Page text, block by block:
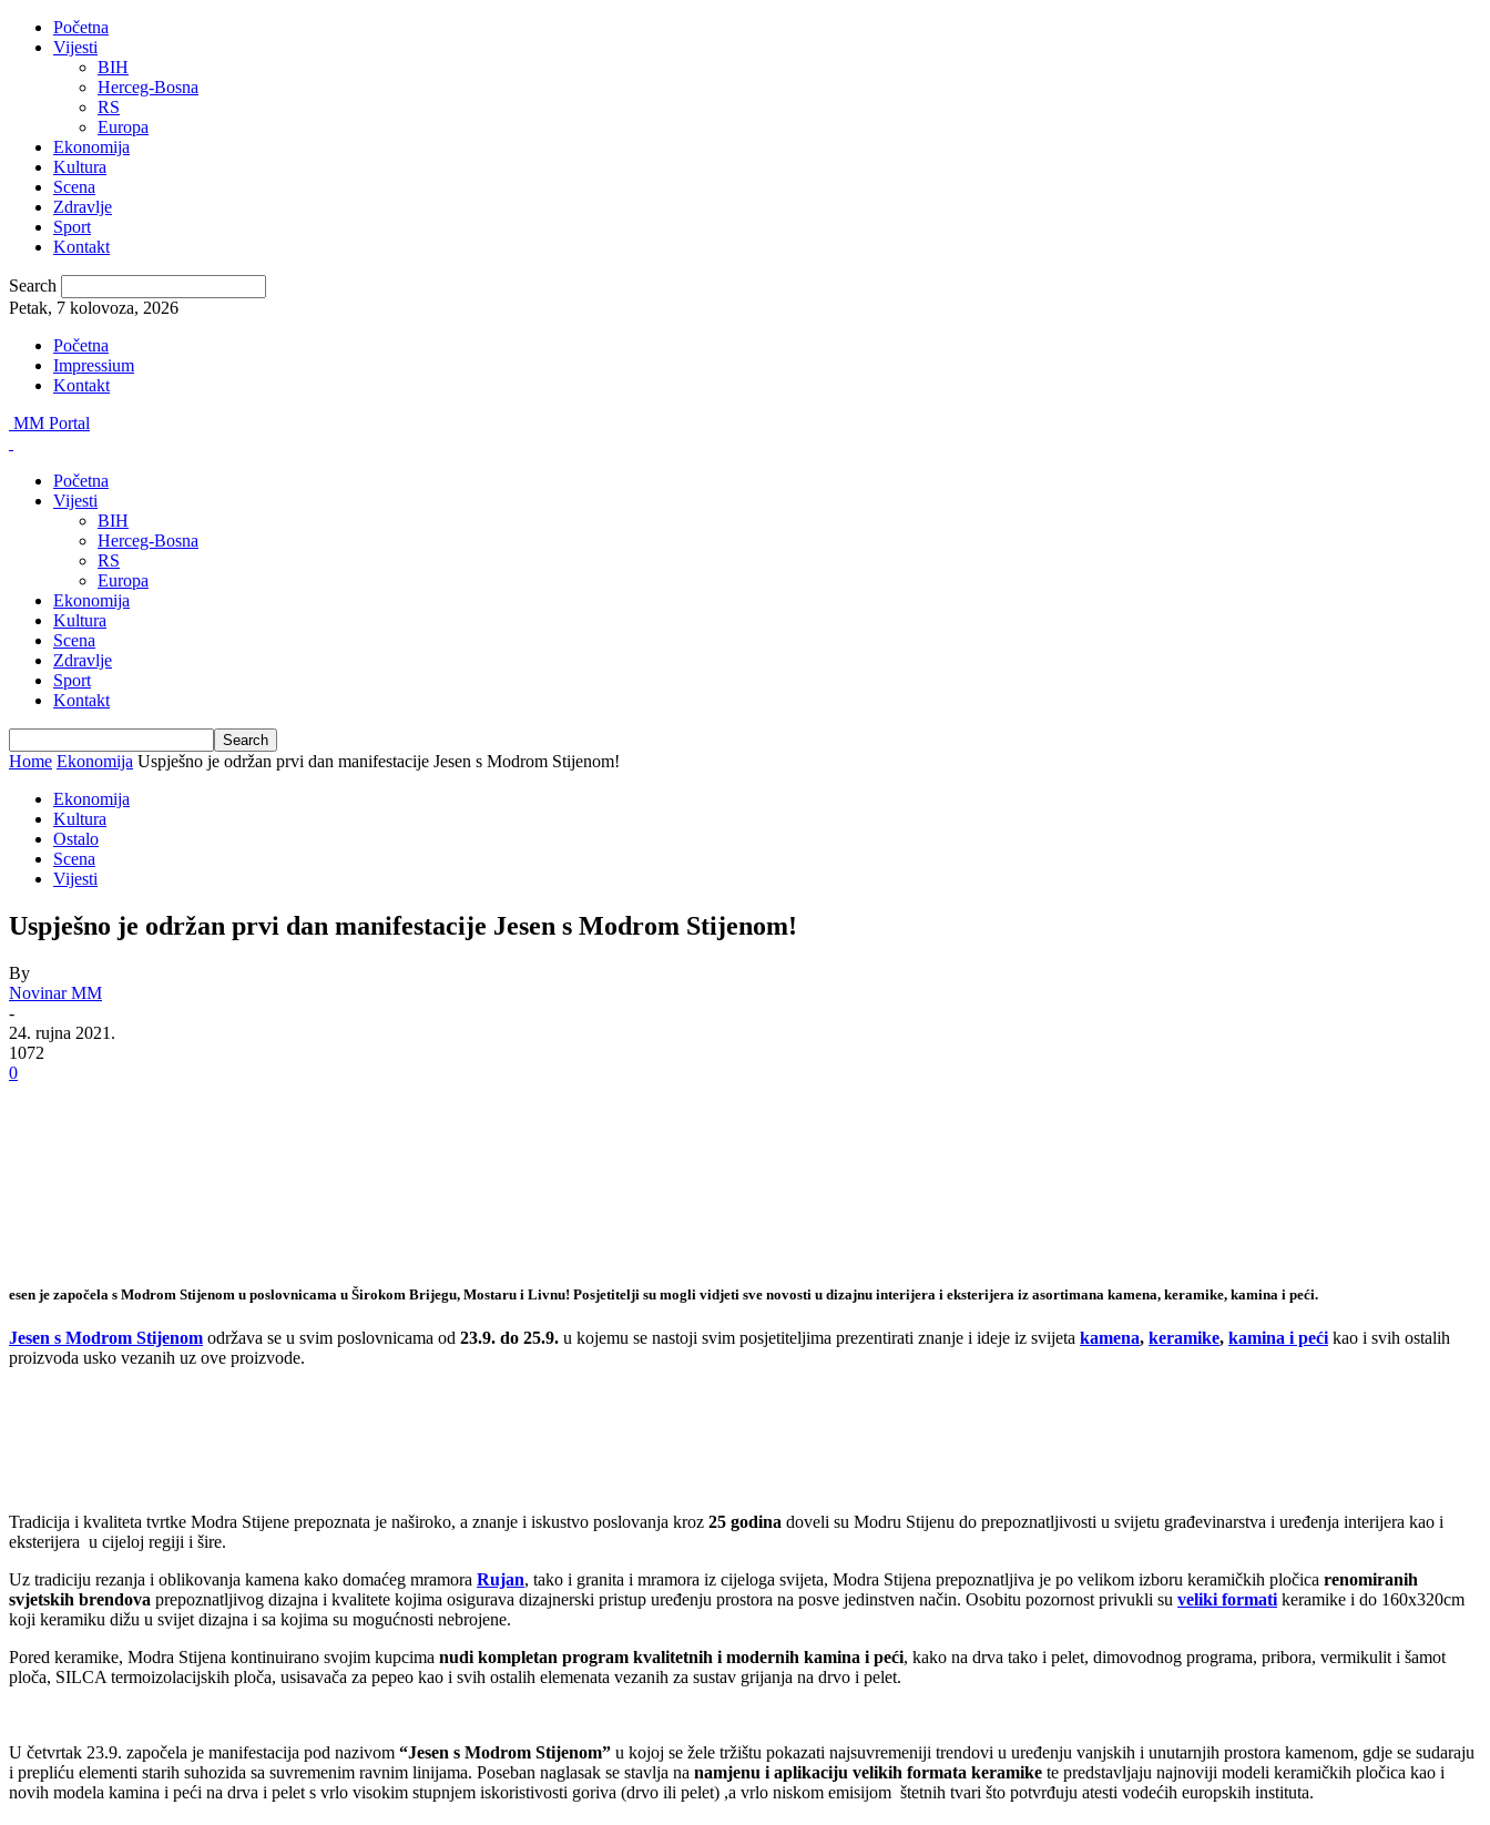
Početna
Vijesti
BIH
Herceg-Bosna
RS
Europa
Ekonomija
Kultura
Scena
Zdravlje
Sport
Kontakt
Search
Petak, 7 kolovoza, 2026
Početna
Impressium
Kontakt
MM Portal
Početna
Vijesti
BIH
Herceg-Bosna
RS
Europa
Ekonomija
Kultura
Scena
Zdravlje
Sport
Kontakt
Home Ekonomija Uspješno je održan prvi dan manifestacije Jesen s Modrom Stijenom!
Ekonomija
Kultura
Ostalo
Scena
Vijesti
Uspješno je održan prvi dan manifestacije Jesen s Modrom Stijenom!
By
Novinar MM
-
24. rujna 2021.
1072
0
esen je započela s Modrom Stijenom u poslovnicama u Širokom Brijegu, Mostaru i Livnu! Posjetitelji su mogli vidjeti sve novosti u dizajnu interijera i eksterijera iz asortimana kamena, keramike, kamina i peći.
Jesen s Modrom Stijenom održava se u svim poslovnicama od 23.9. do 25.9. u kojemu se nastoji svim posjetiteljima prezentirati znanje i ideje iz svijeta kamena, keramike, kamina i peći kao i svih ostalih
proizvoda usko vezanih uz ove proizvode.
Tradicija i kvaliteta tvrtke Modra Stijene prepoznata je naširoko, a znanje i iskustvo poslovanja kroz 25 godina doveli su Modru Stijenu do prepoznatljivosti u svijetu građevinarstva i uređenja interijera kao i
eksterijera u cijeloj regiji i šire.
Uz tradiciju rezanja i oblikovanja kamena kako domaćeg mramora Rujan, tako i granita i mramora iz cijeloga svijeta, Modra Stijena prepoznatljiva je po velikom izboru keramičkih pločica renomiranih
svjetskih brendova prepoznatljivog dizajna i kvalitete kojima osigurava dizajnerski pristup uređenju prostora na posve jedinstven način. Osobitu pozornost privukli su veliki formati keramike i do 160x320cm
koji keramiku dižu u svijet dizajna i sa kojima su mogućnosti nebrojene.
Pored keramike, Modra Stijena kontinuirano svojim kupcima nudi kompletan program kvalitetnih i modernih kamina i peći, kako na drva tako i pelet, dimovodnog programa, pribora, vermikulit i šamot
ploča, SILCA termoizolacijskih ploča, usisavača za pepeo kao i svih ostalih elemenata vezanih za sustav grijanja na drvo i pelet.
U četvrtak 23.9. započela je manifestacija pod nazivom “Jesen s Modrom Stijenom” u kojoj se žele tržištu pokazati najsuvremeniji trendovi u uređenju vanjskih i unutarnjih prostora kamenom, gdje se sudaraju
i prepliću elementi starih suhozida sa suvremenim ravnim linijama. Poseban naglasak se stavlja na namjenu i aplikaciju velikih formata keramike te predstavljaju najnoviji modeli keramičkih pločica kao i
novih modela kamina i peći na drva i pelet s vrlo visokim stupnjem iskoristivosti goriva (drvo ili pelet) ,a vrlo niskom emisijom štetnih tvari što potvrđuju atesti vodećih europskih instituta.